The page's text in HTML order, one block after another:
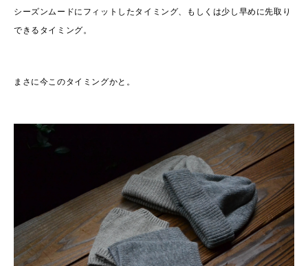
シーズンムードにフィットしたタイミング、もしくは少し早めに先取り
できるタイミング。
まさに今このタイミングかと。